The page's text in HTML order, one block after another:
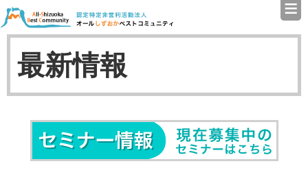
認定特定非営利活動法人（
≡
最新情報